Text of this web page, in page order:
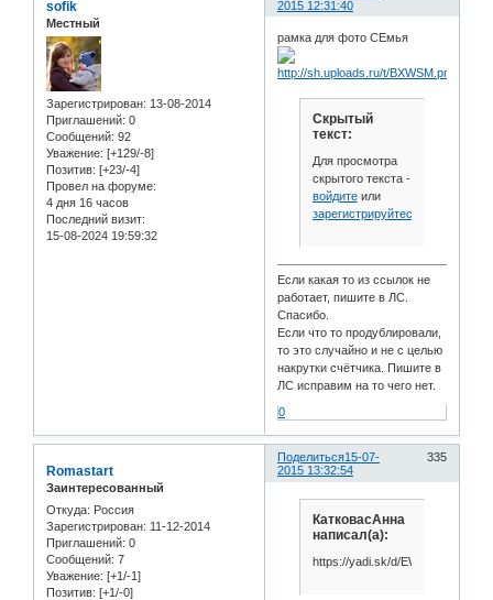
2015 12:31:40
sofik
Местный
Зарегистрирован: 13-08-2014
Приглашений: 0
Сообщений: 92
Уважение: [+129/-8]
Позитив: [+23/-4]
Провел на форуме:
4 дня 16 часов
Последний визит:
15-08-2024 19:59:32
рамка для фото СЕмья
Скрытый
текст:
Для просмотра
скрытого текста -
войдитеили
зарегистрируйтесь
Если какая то из ссылок не
работает, пишите в ЛС.
Спасибо.
Если что то продублировали,
то это случайно и не с целью
накрутки счётчика. Пишите в
ЛС исправим на то чего нет.
0
Поделиться 335
15-07-
2015 13:32:54
Romastart
Заинтересованный
Откуда: Россия
Зарегистрирован: 11-12-2014
Приглашений: 0
Сообщений: 7
Уважение: [+1/-1]
Позитив: [+1/-0]
КатковасАнна
написал(а):
https://yadi.sk/d/EWw5hjAZgjbRC